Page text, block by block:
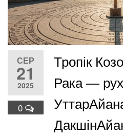
СЕР
21
2025
0
Тропік
Рака —